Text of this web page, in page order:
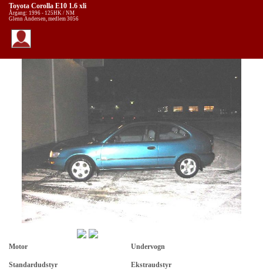
Toyota Corolla E10 1.6 xli
Årgang: 1996 - 125HK / NM
Glenn Andersen, medlem 3056
Motor Undervogn
Standardudstyr Ekstraudstyr